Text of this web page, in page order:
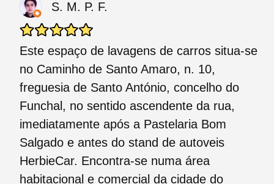
S. M. P. F.
Este espaço de lavagens de carros situa-se
no Caminho de Santo Amaro, n. 10,
freguesia de Santo António, concelho do
Funchal, no sentido ascendente da rua,
imediatamente após a Pastelaria Bom
Salgado e antes do stand de autoveis
HerbieCar. Encontra-se numa área
habitacional e comercial da cidade do